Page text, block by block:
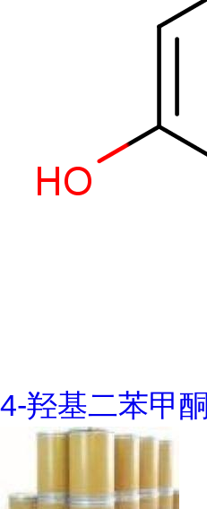
4-羟基二苯甲酮